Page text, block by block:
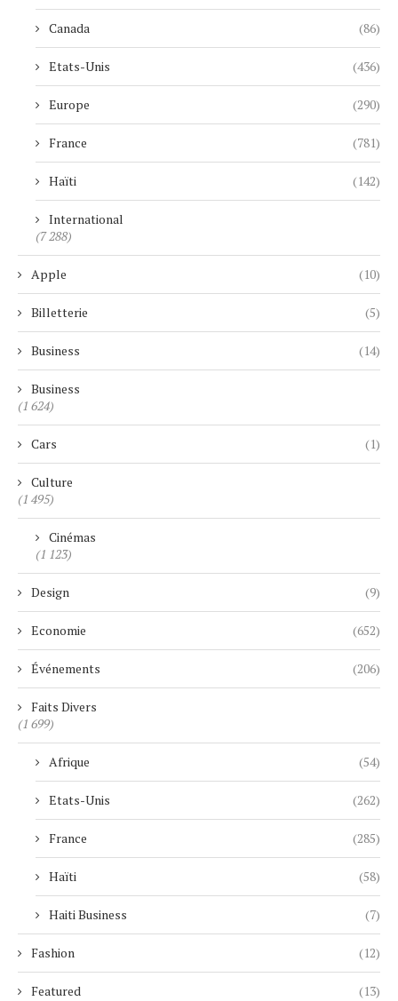
Canada (86)
Etats-Unis (436)
Europe (290)
France (781)
Haïti (142)
International
(7 288)
Apple (10)
Billetterie (5)
Business (14)
Business
(1 624)
Cars (1)
Culture
(1 495)
Cinémas
(1 123)
Design (9)
Economie (652)
Événements (206)
Faits Divers
(1 699)
Afrique (54)
Etats-Unis (262)
France (285)
Haïti (58)
Haiti Business (7)
Fashion (12)
Featured (13)